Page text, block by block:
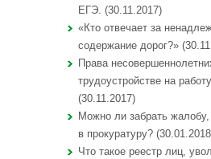
ЕГЭ. (30.11.2017)
«Кто отвечает за
содержание дорог?»
Права
трудоустройстве на
(30.11.2017)
Можно ли забрать
в прокуратуру?
Что такое реестр лиц,